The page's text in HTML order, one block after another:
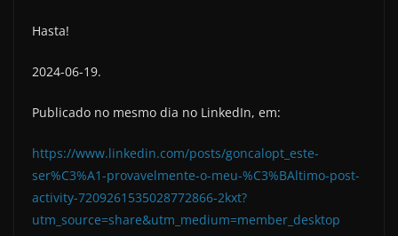
Hasta!
2024-06-19.
Publicado no mesmo dia no LinkedIn, em:
https://www.linkedin.com/posts/goncalopt_este-
ser%C3%A1-provavelmente-o-meu-%C3%BAltimo-post-
activity-7209261535028772866-2kxt?
utm_source=share&utm_medium=member_desktop